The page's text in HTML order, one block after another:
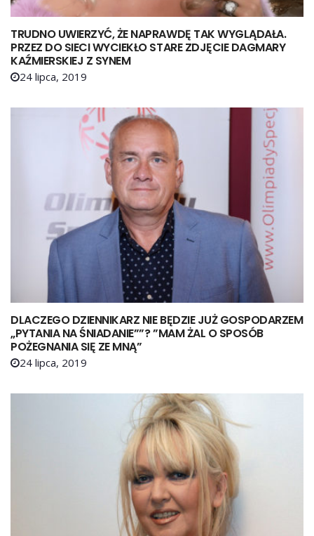
TRUDNO UWIERZYĆ, ŻE NAPRAWDĘ TAK WYGLĄDAŁA.
PRZEZ DO SIECI WYCIEKŁO STARE ZDJĘCIE DAGMARY
KAŹMIERSKIEJ Z SYNEM
24 lipca, 2019
DLACZEGO DZIENNIKARZ NIE BĘDZIE JUŻ GOSPODARZEM
„PYTANIA NA ŚNIADANIE””? ”MAM ŻAL O SPOSÓB
POŻEGNANIA SIĘ ZE MNĄ”
24 lipca, 2019